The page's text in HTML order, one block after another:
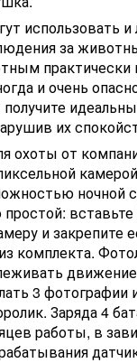
использовать
за
практически
и очень
их
охоты от
ночной
вставьте
и закрепите
комплекта.
3 фотографии
Заряда 4
работы, в